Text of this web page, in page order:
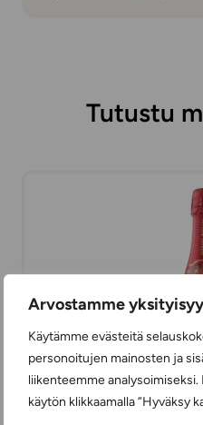
Arvostamme
Käytämme evästeitä
personoitujen mainosten ja
liikenteemme
käytön klikkaamalla ”Hyväksy
Tutustu